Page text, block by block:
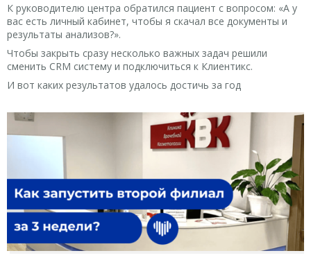
К руководителю центра обратился пациент с вопросом: «А у
вас есть личный кабинет, чтобы я скачал все документы и
результаты анализов?».
Чтобы закрыть сразу несколько важных задач решили
сменить CRM систему и подключиться к Клиентикс.
И вот каких результатов удалось достичь за год